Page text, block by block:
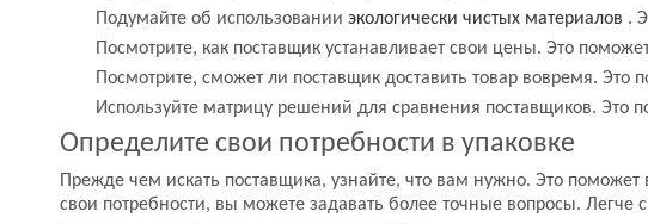
Подумайте об использовании экологически чистых материалов .
Посмотрите, как поставщик устанавливает свои цены. Это
Посмотрите, сможет ли поставщик доставить товар вовремя.
Используйте матрицу решений для сравнения поставщиков. Это
Определите свои потребности в упаковке
Прежде чем искать поставщика, узнайте, что вам нужно. Это
свои потребности, вы можете задавать более точные вопросы. Легче